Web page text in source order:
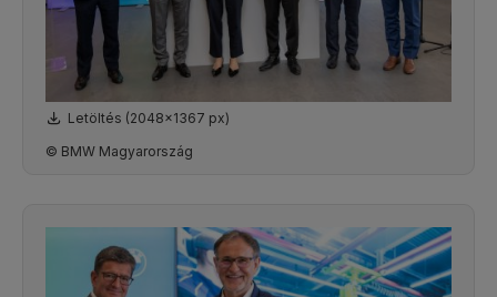
Letöltés (2048x1367 px)
© BMW Magyarország